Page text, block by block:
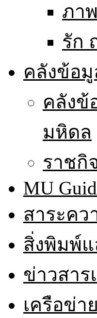
ภาพ
รัก
คลังข้อมู
คลังข้
มหิดล
ราชกิ
MU
สาระคว
สิ่งพิมพ์
ข่าวสาร
เครือข่า